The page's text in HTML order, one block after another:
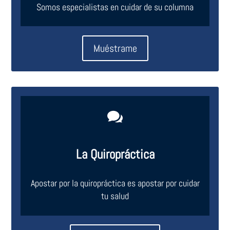
Somos especialistas en cuidar de su columna
Muéstrame

La Quiropráctica
Apostar por la quiropráctica es apostar por cuidar
tu salud